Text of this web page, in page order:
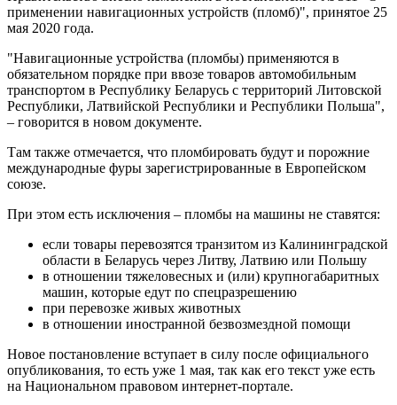
применении навигационных устройств (пломб)", принятое 25
мая 2020 года.
"Навигационные устройства (пломбы) применяются в
обязательном порядке при ввозе товаров автомобильным
транспортом в Республику Беларусь с территорий Литовской
Республики, Латвийской Республики и Республики Польша",
– говорится в новом документе.
Там также отмечается, что пломбировать будут и порожние
международные фуры зарегистрированные в Европейском
союзе.
При этом есть исключения – пломбы на машины не ставятся:
если товары перевозятся транзитом из Калининградской
области в Беларусь через Литву, Латвию или Польшу
в отношении тяжеловесных и (или) крупногабаритных
машин, которые едут по спецразрешению
при перевозке живых животных
в отношении иностранной безвозмездной помощи
Новое постановление вступает в силу после официального
опубликования, то есть уже 1 мая, так как его текст уже есть
на Национальном правовом интернет-портале.